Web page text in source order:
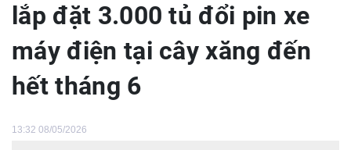
lắp đặt 3.000 tủ đổi pin xe
máy điện tại cây xăng đến
hết tháng 6
13:32 08/05/2026